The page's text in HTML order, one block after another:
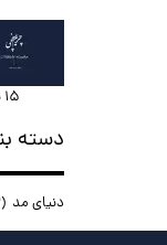
۱۵ بهمن ۰۳
دسته
دنیای مد (۲۳)